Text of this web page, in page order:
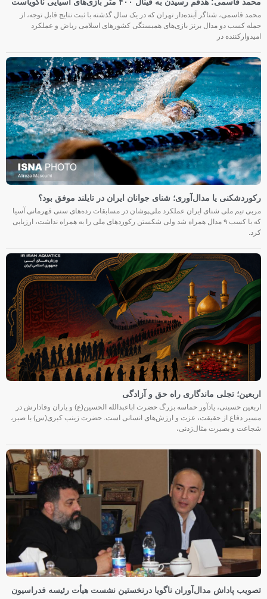
محمد قاسمی، شناگر آینده‌دار تهران که در یک سال گذشته با ثبت نتایج قابل توجه، از
جمله کسب دو مدال برنز بازی‌های همبستگی کشورهای اسلامی ریاض و عملکرد
امیدوارکننده در
رکوردشکنی یا مدال‌آوری؛ شنای جوانان ایران در تایلند موفق بود؟
مربی تیم ملی شنای ایران عملکرد ملی‌پوشان در مسابقات رده‌های سنی قهرمانی آسیا
که با کسب ۹ مدال همراه شد ولی شکستن رکوردهای ملی را به همراه نداشت، ارزیابی
کرد.
اربعین؛ تجلی ماندگاری راه حق و آزادگی
اربعین حسینی، یادآور حماسه بزرگ حضرت اباعبدالله الحسین(ع) و یاران وفادارش در
مسیر دفاع از حقیقت، عزت و ارزش‌های انسانی است. حضرت زینب کبری(س) با صبر،
شجاعت و بصیرت مثال‌زدنی،
تصویب پاداش مدال‌آوران ناگویا درنخستین نشست هیأت رئیسه فدراسیون